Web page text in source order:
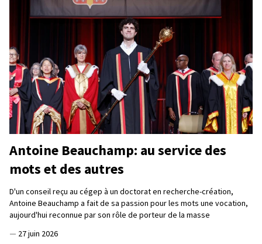
Antoine Beauchamp: au service des
mots et des autres
D'un conseil reçu au cégep à un doctorat en recherche-création,
Antoine Beauchamp a fait de sa passion pour les mots une vocation,
aujourd'hui reconnue par son rôle de porteur de la masse
— 27 juin 2026